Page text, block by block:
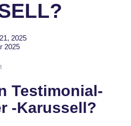
2025
2025
Testimonial-
-Karussell?